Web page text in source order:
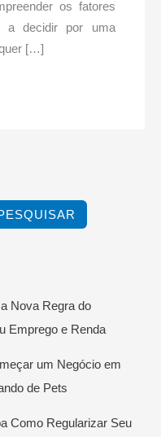
os fatores
a decidir por uma
[…]
Nova Regra do
Emprego e Renda
um Negócio em
de Pets
Como Regularizar Seu